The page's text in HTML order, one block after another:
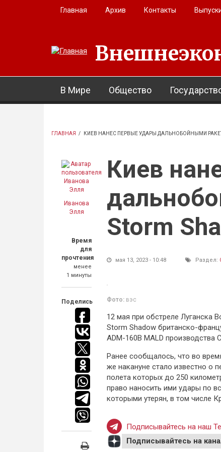
Перейти к основному содержанию
Главная Архив Контакты
В Мире Общество
ГЛАВНАЯ / КИЕВ НАНЕС ПЕРВЫЕ УДАРЫ ДАЛЬНОБОЙНЫМИ
Иванова
Элля
Время
для
прочтения
менее
1 минуты
Поделись
Киев
Storm
мая 13, 2023 - 10:48 Раздел:
Фото: вэс
12 мая при обстреле Луганска
Storm Shadow британско-
ADM-160B MALD
Ранее сообщалось, что во
же накануне стало известно о
полета которых до 250
право наносить ими удары по
которыми утерян, в том числе
Подписывайтесь на наш
Подписывайтесь на